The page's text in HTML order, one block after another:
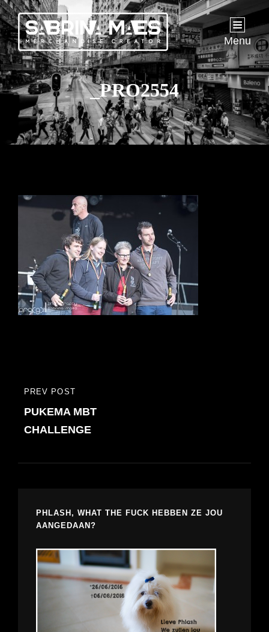
Menu
_PRO2554
Bericht
navigatie
PREVIOUS
POST
PREV POST
PUKEMA MBT
CHALLENGE
PHLASH, WHAT THE FUCK HEBBEN ZE JOU
AANGEDAAN?